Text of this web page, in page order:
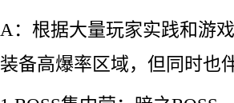
A：根据大量玩家实践和游
装备高爆率区域，但同时也